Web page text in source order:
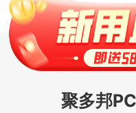
聚多邦